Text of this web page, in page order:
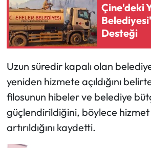
Çine'deki
Desteği
Uzun süredir kapalı olan
yeniden hizmete açıldığını
filosunun hibeler ve belediye
güçlendirildiğini, böylece
artırıldığını kaydetti.